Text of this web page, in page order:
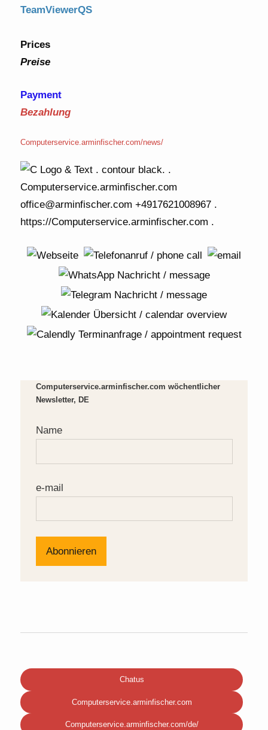
TeamViewerQS
Prices
Preise
Payment
Bezahlung
Computerservice.arminfischer.com/news/
Computerservice.arminfischer.com wöchentlicher
Newsletter, DE
Name
e-mail
Chatus
Computerservice.arminfischer.com
Computerservice.arminfischer.com/de/